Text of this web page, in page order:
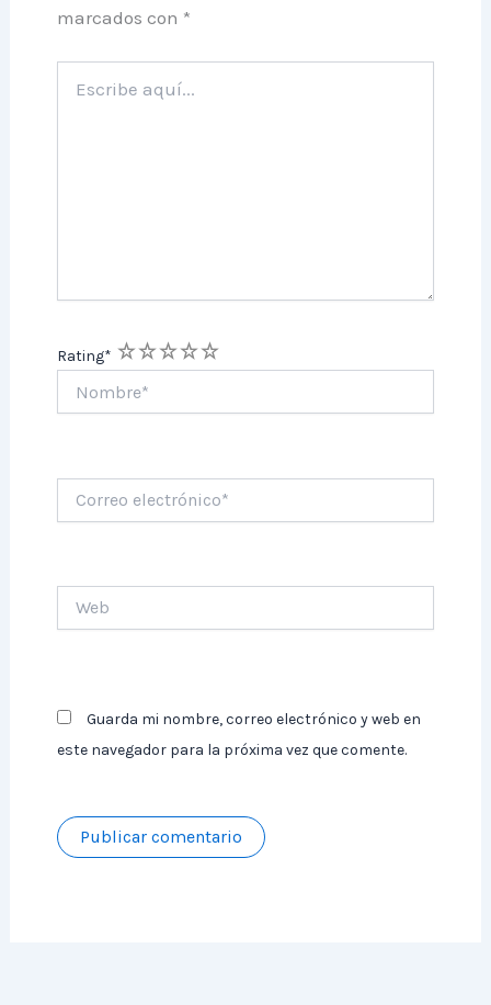
marcados con *
aquí...
Rating* 5
4
3
2
1
electrónico*
Guarda mi nombre, correo electrónico y web en
este navegador para la próxima vez que comente.